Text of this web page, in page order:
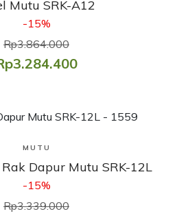
Mutu SRK-A12
-15%
Rp3.864.000
Lihat Produk
MUTU
Dapur Mutu SRK-12L
-15%
Rp3.339.000